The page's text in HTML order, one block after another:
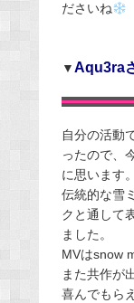
ださいね
▼Aqu3ra
自分の活動
ったので、
に思います。
伝統的な雪
クと通して
ました。
MVはsnow
また共作が
喜んでもら